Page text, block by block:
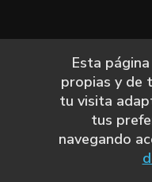
Esta
propias y de
tu visita
tus
navegando